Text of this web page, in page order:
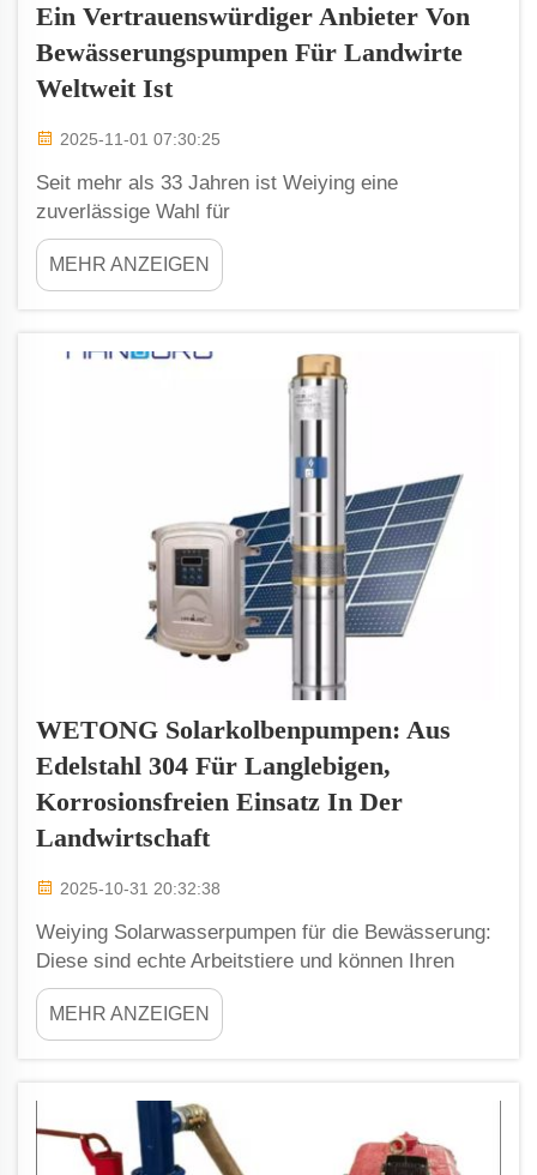
Ein Vertrauenswürdiger Anbieter Von
Bewässerungspumpen Für Landwirte
Weltweit Ist
2025-11-01 07:30:25
Seit mehr als 33 Jahren ist Weiying eine
zuverlässige Wahl für
Bewässerungspumpenlieferungen an Landwirte
weltweit. Aufgebaut auf dem Engagement für
qualitativ hochwertige Produkte und
vertrauenswürdigen Partner in der
landwirtschaftlichen Bewässerung entwickelt.
MEHR ANZEIGEN
WETONG Solarkolbenpumpen: Aus
Edelstahl 304 Für Langlebigen,
Korrosionsfreien Einsatz In Der
Landwirtschaft
2025-10-31 20:32:38
Weiying Solarwasserpumpen für die Bewässerung:
Diese sind echte Arbeitstiere und können Ihren
Betrieb bei konstanter Wasserquelle jahrzehntelang
unterstützen. Mit Weiyings Engagement für
hervorragende Qualität und innovative Lösungen
MEHR ANZEIGEN